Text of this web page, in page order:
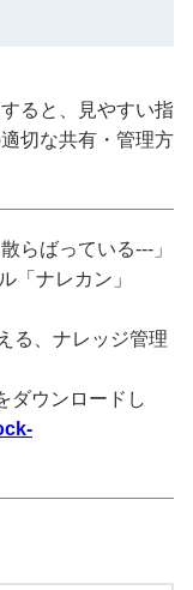
ると、見やすい指
切な共有・管理方
らばっている---」
「ナレカン」
る、ナレッジ管理
ダウンロードし